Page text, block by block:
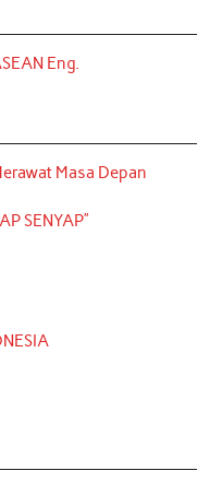
Eng.
Masa Depan
SENYAP”